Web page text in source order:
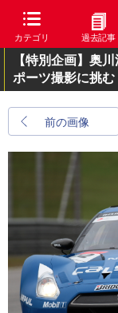
カテゴリ 過去記事
【特別企画】奥
ポーツ撮影に挑む
前の画像